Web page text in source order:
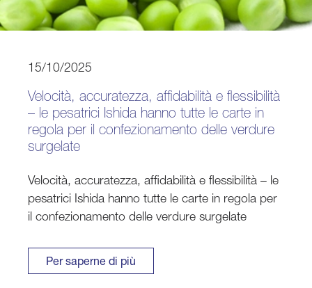
15/10/2025
Velocità, accuratezza, affidabilità e flessibilità
– le pesatrici Ishida hanno tutte le carte in
regola per il confezionamento delle verdure
surgelate
Velocità, accuratezza, affidabilità e flessibilità – le
pesatrici Ishida hanno tutte le carte in regola per
il confezionamento delle verdure surgelate
Per saperne di più